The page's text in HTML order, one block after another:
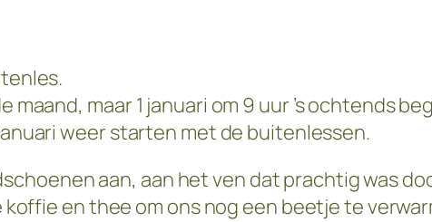
maar 1 januari om 9 uur ’s ochtends
weer starten met de buitenlessen.
aan, aan het ven dat prachtig was
en thee om ons nog een beetje te